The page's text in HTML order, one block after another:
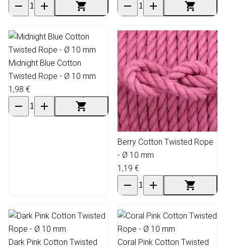
Midnight Blue Cotton
Twisted Rope - Ø 10 mm
1,98 €
Berry Cotton Twisted Rope
- Ø 10 mm
1,19 €
Dark Pink Cotton Twisted
Coral Pink Cotton Twisted